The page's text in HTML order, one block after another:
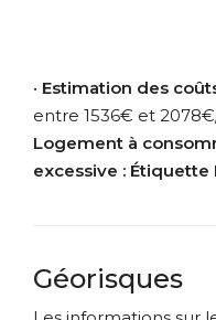
• Estimation des
entre 1536€ et
Logement à
excessive : Étiquette
Géorisques